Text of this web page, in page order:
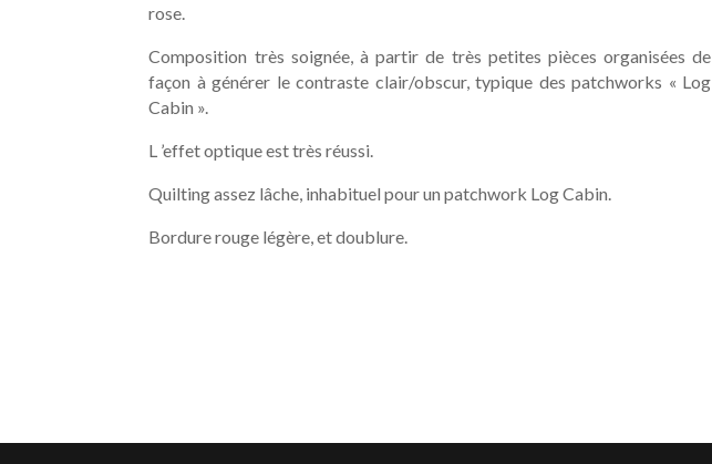
rose.
Composition très soignée, à partir de très petites pièces organisées de
façon à générer le contraste clair/obscur, typique des patchworks « Log
Cabin ».
L ’effet optique est très réussi.
Quilting assez lâche, inhabituel pour un patchwork Log Cabin.
Bordure rouge légère, et doublure.